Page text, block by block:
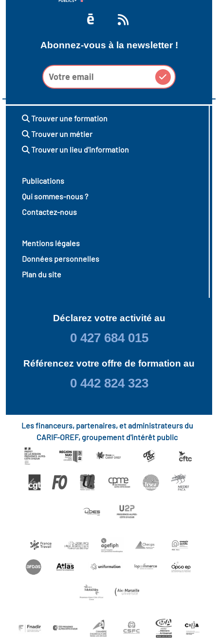
Abonnez-vous à la newsletter !
Trouver une formation
Trouver un métier
Trouver un lieu d'information
Publications
Qui sommes-nous ?
Contactez-nous
Mentions légales
Données personnelles
Plan du site
Déclarez votre activité au
0 427 684 015
Référencez votre offre de formation au
0 442 824 323
Les financeurs, partenaires, et administrateurs du
CARIF-OREF, groupement d'intérêt public